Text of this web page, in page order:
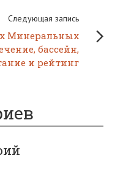
Следующая запись
Минеральных
бассейн,
и рейтинг